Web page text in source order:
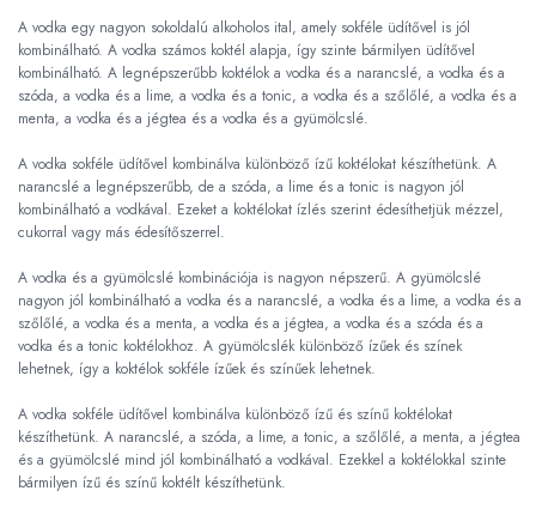
A vodka egy nagyon sokoldalú alkoholos ital, amely sokféle üdítővel is jól
kombinálható. A vodka számos koktél alapja, így szinte bármilyen üdítővel
kombinálható. A legnépszerűbb koktélok a vodka és a narancslé, a vodka és a
szóda, a vodka és a lime, a vodka és a tonic, a vodka és a szőlőlé, a vodka és a
menta, a vodka és a jégtea és a vodka és a gyümölcslé.
A vodka sokféle üdítővel kombinálva különböző ízű koktélokat készíthetünk. A
narancslé a legnépszerűbb, de a szóda, a lime és a tonic is nagyon jól
kombinálható a vodkával. Ezeket a koktélokat ízlés szerint édesíthetjük mézzel,
cukorral vagy más édesítőszerrel.
A vodka és a gyümölcslé kombinációja is nagyon népszerű. A gyümölcslé
nagyon jól kombinálható a vodka és a narancslé, a vodka és a lime, a vodka és a
szőlőlé, a vodka és a menta, a vodka és a jégtea, a vodka és a szóda és a
vodka és a tonic koktélokhoz. A gyümölcslék különböző ízűek és színek
lehetnek, így a koktélok sokféle ízűek és színűek lehetnek.
A vodka sokféle üdítővel kombinálva különböző ízű és színű koktélokat
készíthetünk. A narancslé, a szóda, a lime, a tonic, a szőlőlé, a menta, a jégtea
és a gyümölcslé mind jól kombinálható a vodkával. Ezekkel a koktélokkal szinte
bármilyen ízű és színű koktélt készíthetünk.